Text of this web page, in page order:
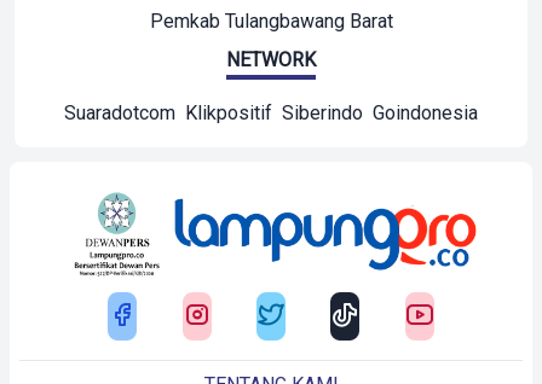
Pemkab Tulangbawang Barat
NETWORK
Suaradotcom Klikpositif Siberindo Goindonesia